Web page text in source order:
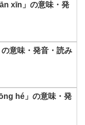
xīn」の意味・発
意味・発音・読み
hé」の意味・発